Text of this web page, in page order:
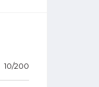
10/200